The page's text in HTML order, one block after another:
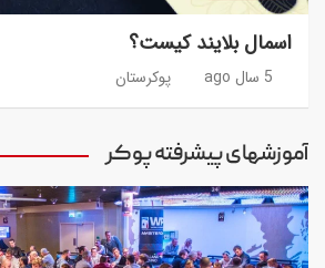
اسمال بلایند کیست؟
5 سال ago پوکرستان
آموزشهای پیشرفته پوکر